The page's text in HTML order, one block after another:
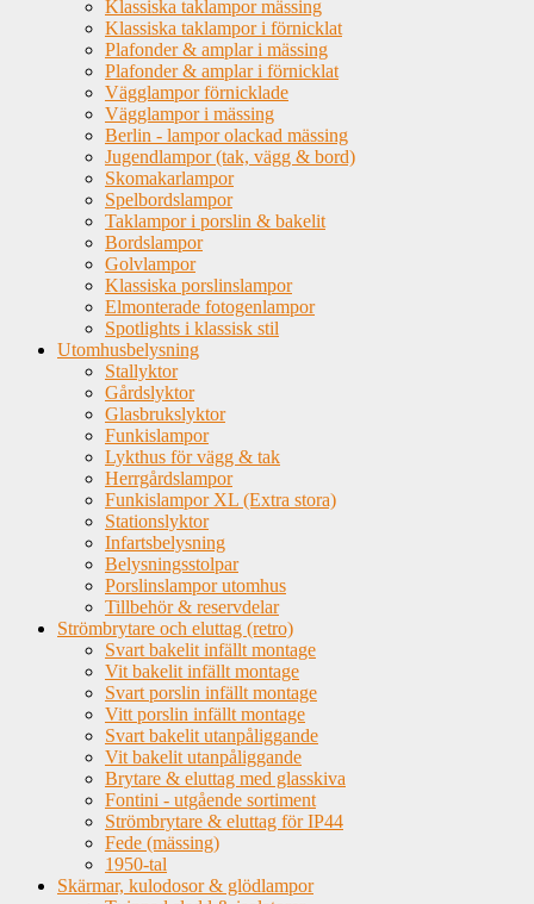
Klassiska taklampor mässing
Klassiska taklampor i förnicklat
Plafonder & amplar i mässing
Plafonder & amplar i förnicklat
Vägglampor förnicklade
Vägglampor i mässing
Berlin - lampor olackad mässing
Jugendlampor (tak, vägg & bord)
Skomakarlampor
Spelbordslampor
Taklampor i porslin & bakelit
Bordslampor
Golvlampor
Klassiska porslinslampor
Elmonterade fotogenlampor
Spotlights i klassisk stil
Utomhusbelysning
Stallyktor
Gårdslyktor
Glasbrukslyktor
Funkislampor
Lykthus för vägg & tak
Herrgårdslampor
Funkislampor XL (Extra stora)
Stationslyktor
Infartsbelysning
Belysningsstolpar
Porslinslampor utomhus
Tillbehör & reservdelar
Strömbrytare och eluttag (retro)
Svart bakelit infällt montage
Vit bakelit infällt montage
Svart porslin infällt montage
Vitt porslin infällt montage
Svart bakelit utanpåliggande
Vit bakelit utanpåliggande
Brytare & eluttag med glasskiva
Fontini - utgående sortiment
Strömbrytare & eluttag för IP44
Fede (mässing)
1950-tal
Skärmar, kulodosor & glödlampor